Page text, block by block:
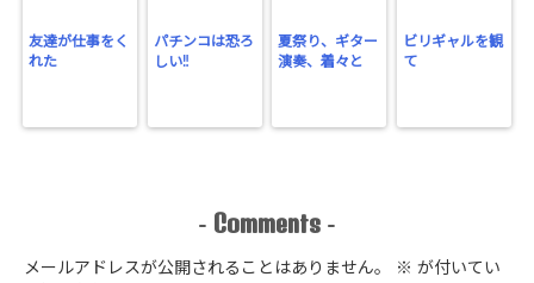
友達が仕事をく
れた
パチンコは恐ろ
しい‼
夏祭り、ギター
演奏、着々と
ビリギャルを観
て
- Comments -
メールアドレスが公開されることはありません。 ※ が付いてい